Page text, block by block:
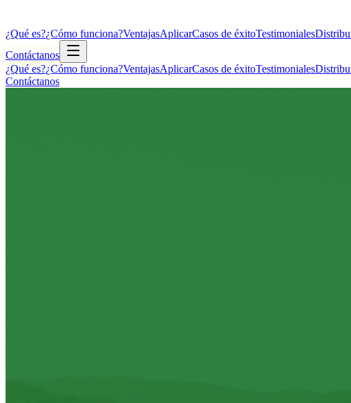
¿Qué es?¿Cómo funciona?VentajasAplicarCasos de éxitoTestimoniales
Contáctanos
¿Qué es?¿Cómo funciona?VentajasAplicarCasos de éxitoTestimoniales
Contáctanos